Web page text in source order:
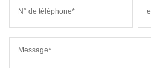
N° de téléphone*
Message*